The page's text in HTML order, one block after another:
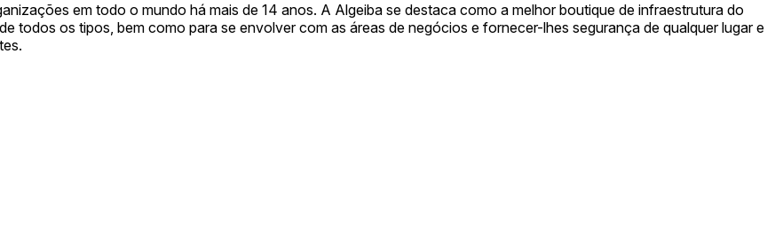
em todo o mundo há mais de 14 anos. A Algeiba se destaca como a melhor boutique de infraestrutura do
todos os tipos, bem como para se envolver com as áreas de negócios e fornecer-lhes segurança de qualquer lugar e